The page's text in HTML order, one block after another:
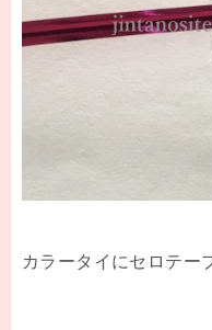
カラータイにセロテー